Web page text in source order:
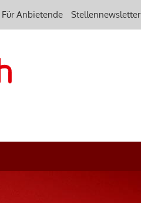
Für Anbietende Stellennewsletter